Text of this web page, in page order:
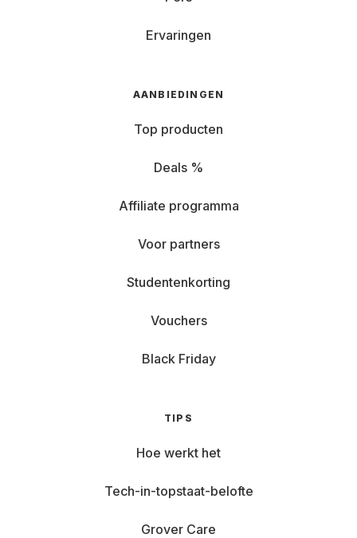
Ervaringen
AANBIEDINGEN
Top producten
Deals %
Affiliate programma
Voor partners
Studentenkorting
Vouchers
Black Friday
TIPS
Hoe werkt het
Tech-in-topstaat-belofte
Grover Care